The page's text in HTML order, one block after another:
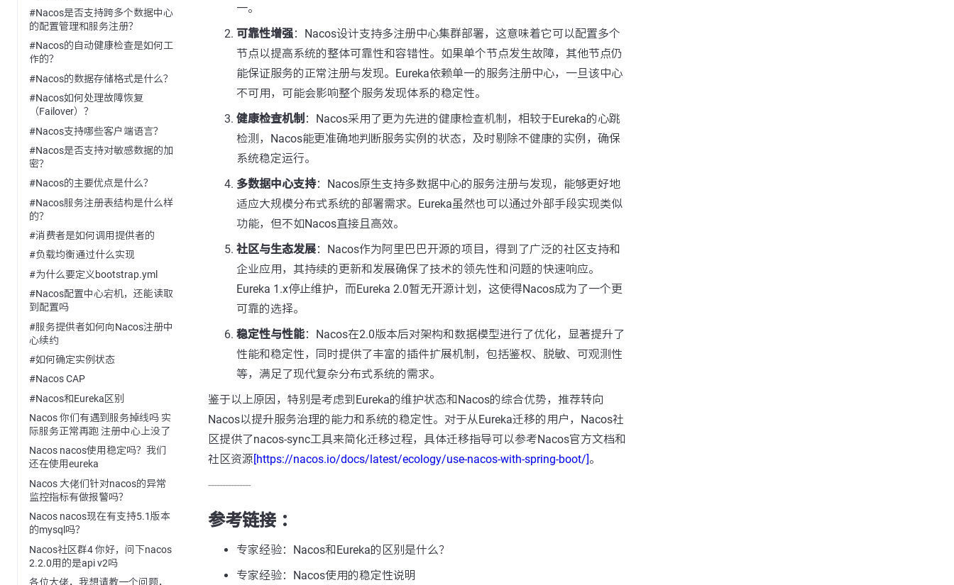
#Nacos是否支持跨多个数据中心
的配置管理和服务注册？
#Nacos的自动健康检查是如何工
作的？
#Nacos的数据存储格式是什么？
#Nacos如何处理故障恢复
（Failover）？
#Nacos支持哪些客户端语言？
#Nacos是否支持对敏感数据的加
密？
#Nacos的主要优点是什么？
#Nacos服务注册表结构是什么样
的？
#消费者是如何调用提供者的
#负载均衡通过什么实现
#为什么要定义bootstrap.yml
#Nacos配置中心宕机，还能读取
到配置吗
#服务提供者如何向Nacos注册中
心续约
#如何确定实例状态
#Nacos CAP
#Nacos和Eureka区别
Nacos 你们有遇到服务掉线吗 实
际服务正常再跑 注册中心上没了
Nacos nacos使用稳定吗？我们
还在使用eureka
Nacos 大佬们针对nacos的异常
监控指标有做报警吗？
Nacos nacos现在有支持5.1版本
的mysql吗？
Nacos社区群4 你好，问下nacos
2.2.0用的是api v2吗
各位大佬，我想请教一个问题，
一。
可靠性增强：Nacos设计支持多注册中心集群部署，这意味着它可以配置多个
节点以提高系统的整体可靠性和容错性。如果单个节点发生故障，其他节点仍
能保证服务的正常注册与发现。Eureka依赖单一的服务注册中心，一旦该中心
不可用，可能会影响整个服务发现体系的稳定性。
健康检查机制 ：Nacos采用了更为先进的健康检查机制，相较于Eureka的心跳
检测，Nacos能更准确地判断服务实例的状态，及时剔除不健康的实例，确保
系统稳定运行。
多数据中心支持：Nacos原生支持多数据中心的服务注册与发现，能够更好地
适应大规模分布式系统的部署需求。Eureka虽然也可以通过外部手段实现类似
功能，但不如Nacos直接且高效。
社区与生态发展：Nacos作为阿里巴巴开源的项目，得到了广泛的社区支持和
企业应用，其持续的更新和发展确保了技术的领先性和问题的快速响应。
Eureka 1.x停止维护，而Eureka 2.0暂无开源计划，这使得Nacos成为了一个更
可靠的选择。
稳定性与性能：Nacos在2.0版本后对架构和数据模型进行了优化，显著提升了
性能和稳定性，同时提供了丰富的插件扩展机制，包括鉴权、脱敏、可观测性
等，满足了现代复杂分布式系统的需求。
鉴于以上原因，特别是考虑到Eureka的维护状态和Nacos的综合优势，推荐转向
Nacos以提升服务治理的能力和系统的稳定性。对于从Eureka迁移的用户，Nacos社
区提供了nacos-sync工具来简化迁移过程，具体迁移指导可以参考Nacos官方文档和
社区资源[https://nacos.io/docs/latest/ecology/use-nacos-with-spring-boot/]。
---------------
参考链接 ：
专家经验：Nacos和Eureka的区别是什么？
专家经验：Nacos使用的稳定性说明